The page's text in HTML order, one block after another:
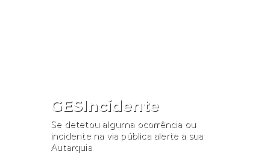
GESIncidente
Se detetou alguma ocorrência ou
incidente na via pública alerte a sua
Autarquia